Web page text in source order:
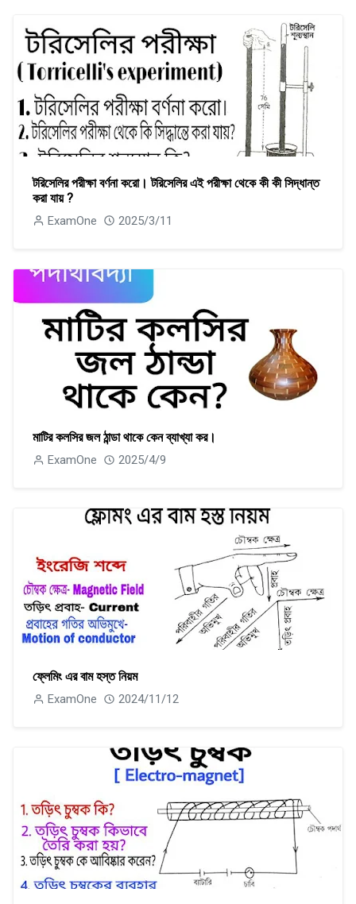
টরিসেলির পরীক্ষা বর্ণনা করাে। টরিসেলির এই পরীক্ষা থেকে কী কী সিদ্ধান্ত
করা যায় ?
ExamOne 2025/3/11
মাটির কলসির জল ঠান্ডা থাকে কেন ব্যাখ্যা কর।
ExamOne 2025/4/9
ফ্লেমিং এর বাম হস্ত নিয়ম
ExamOne 2024/11/12